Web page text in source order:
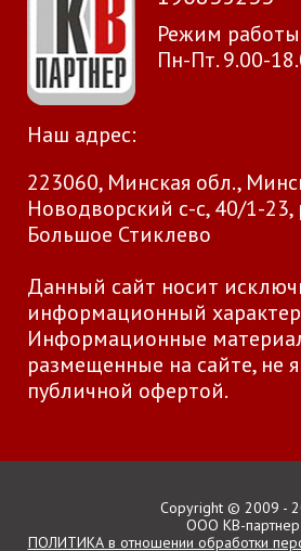
Режим
Пн-Пт. 9.00-
Наш адрес:
223060, Минская обл.,
Новодворский с-с, 40/1-23,
Большое Стиклево
Данный сайт носит
информационный
Информационные
размещенные на сайте, не
публичной офертой.
Copyright © 2009 -
ООО КВ-партнер
ПОЛИТИКА в отношении обработки